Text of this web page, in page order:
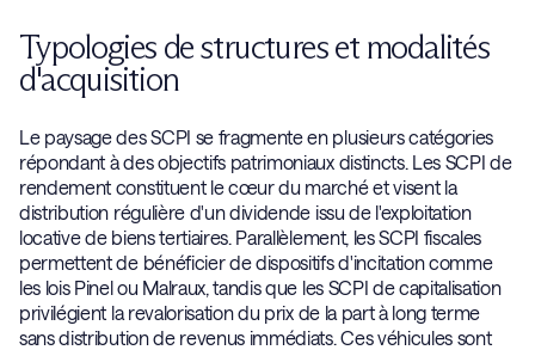
Typologies de structures et modalités
d'acquisition
Le paysage des SCPI se fragmente en plusieurs catégories
répondant à des objectifs patrimoniaux distincts. Les SCPI de
rendement constituent le cœur du marché et visent la
distribution régulière d'un dividende issu de l'exploitation
locative de biens tertiaires. Parallèlement, les SCPI fiscales
permettent de bénéficier de dispositifs d'incitation comme
les lois Pinel ou Malraux, tandis que les SCPI de capitalisation
privilégient la revalorisation du prix de la part à long terme
sans distribution de revenus immédiats. Ces véhicules sont